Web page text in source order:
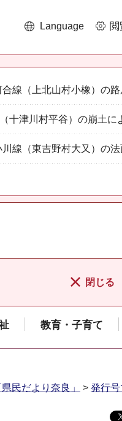
Language 閲
合線（上北山村小橡）の
十津川村平谷）の崩土
川線（東吉野村大又）の
閉じる
教育・子育て
民だより奈良」 > 発行